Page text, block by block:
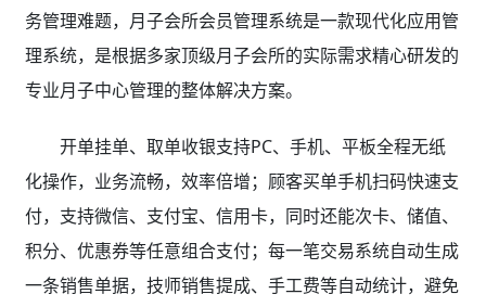
务管理难题，月子会所会员管理系统是一款现代化应用管
理系统，是根据多家顶级月子会所的实际需求精心研发的
专业月子中心管理的整体解决方案。
开单挂单、取单收银支持PC、手机、平板全程无纸
化操作，业务流畅，效率倍增；顾客买单手机扫码快速支
付，支持微信、支付宝、信用卡，同时还能次卡、储值、
积分、优惠券等任意组合支付；每一笔交易系统自动生成
一条销售单据，技师销售提成、手工费等自动统计，避免